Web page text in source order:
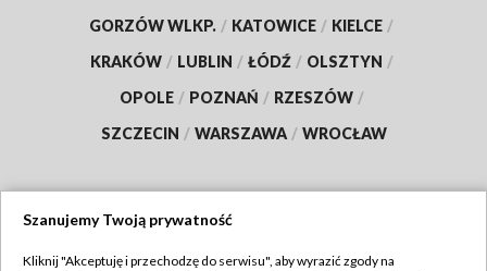
GORZÓW WLKP. / KATOWICE / KIELCE /
KRAKÓW / LUBLIN / ŁÓDŹ / OLSZTYN /
OPOLE / POZNAŃ / RZESZÓW /
SZCZECIN / WARSZAWA / WROCŁAW
Szanujemy Twoją prywatność
Kliknij "Akceptuję i przechodzę do serwisu", aby wyrazić zgody na